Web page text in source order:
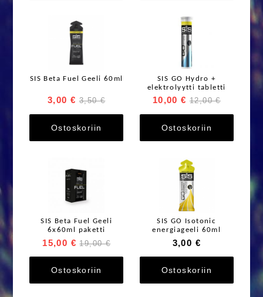
SIS Beta Fuel Geeli 60ml
3,00 € 3,50 €
Ostoskoriin
SIS GO Hydro +
elektrolyytti tabletti
10,00 € 12,00 €
Ostoskoriin
SIS Beta Fuel Geeli
6x60ml paketti
15,00 € 19,00 €
Ostoskoriin
SIS GO Isotonic
energiageeli 60ml
3,00 €
Ostoskoriin